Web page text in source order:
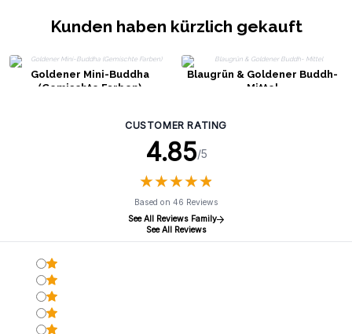
Kunden haben kürzlich gekauft
Goldener Mini-Buddha
(Gemischte Farben)
Blaugrün & Goldener Buddh-
Mittel
CUSTOMER RATING
4.85/5
★★★★★
★★★★★
Based on 46 Reviews
See All Reviews Family
See All Reviews